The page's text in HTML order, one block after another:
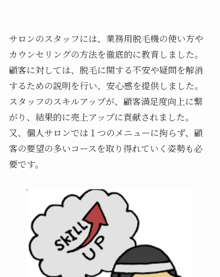
サロンのスタッフには、業務用脱毛機の使い方や
カウンセリングの方法を徹底的に教育しました。
顧客に対しては、脱毛に関する不安や疑問を解消
するための説明を行い、安心感を提供しました。
スタッフのスキルアップが、顧客満足度向上に繋
がり、結果的に売上アップに貢献されました。
又、個人サロンでは１つのメニューに拘らず、顧
客の要望の多いコースを取り得れていく姿勢も必
要です。